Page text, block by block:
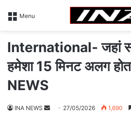
Menu
International- जहां
हमेशा 15 मिनट अलग
NEWS
INA NEWS 27/05/2026 1,690